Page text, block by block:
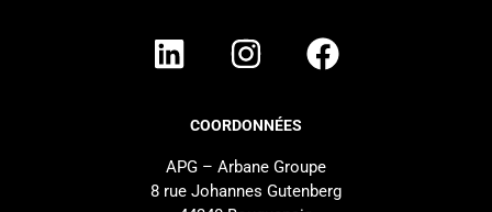
COORDONNÉES
APG – Arbane Groupe
8 rue Johannes Gutenberg